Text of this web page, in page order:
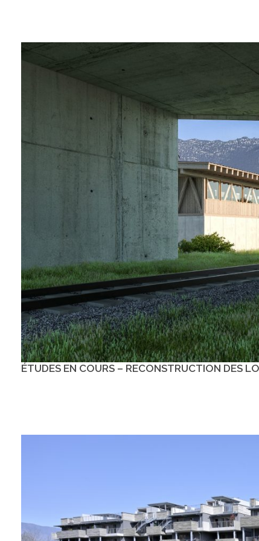
ÉTUDES EN COURS – RECONSTRUCTION DES